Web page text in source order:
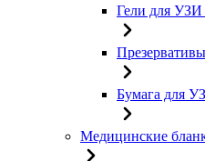
Гели для
Бумага для
Медицинские